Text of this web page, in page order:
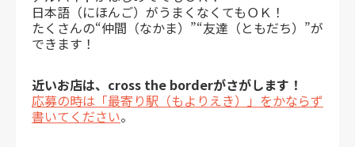
日本語（にほんご）がうまくなくてもＯＫ！
たくさんの“仲間（なかま）”“友達（ともだち）”が
できます！
近いお店は、cross the borderがさがします！
応募の時は「最寄り駅（もよりえき）」をかならず
書いてください。